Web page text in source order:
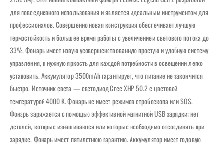
для повседневного использования и является идеальным инструментом для
профессионалов. Совершенно новая конструкция обеспечивает лучшую
термостойкость и большее время работы с увеличением светового потока до
33%. Фонарь имеет новую усовершенствованную простую и удобную систему
управления, и нужную яркость для каждой потребности в освещении легко
установить. Аккумулятор 3500mAh гарантирует, что питание не закончится
быстро. Источник света — светодиод Cree XHP 50.2 с цветовой
температурой 4000 K. Фонарь не имеет режимов стробоскопа или SOS.
Фонарь заряжается с помощью эффективной магнитной USB зарядки; нет
деталей, которые изнашиваются или которые необходимо отсоединять при
зарядке. Фонарь имеет пятилетнюю гарантию. Аккумулятор имеет годовую